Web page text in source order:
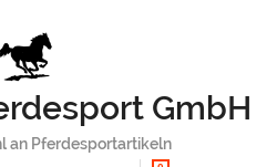
GmbH
an Pferdesportartikeln